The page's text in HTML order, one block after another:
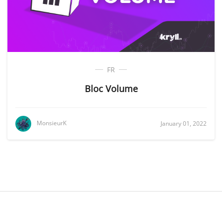
FR
Bloc Volume
MonsieurK January 01, 2022